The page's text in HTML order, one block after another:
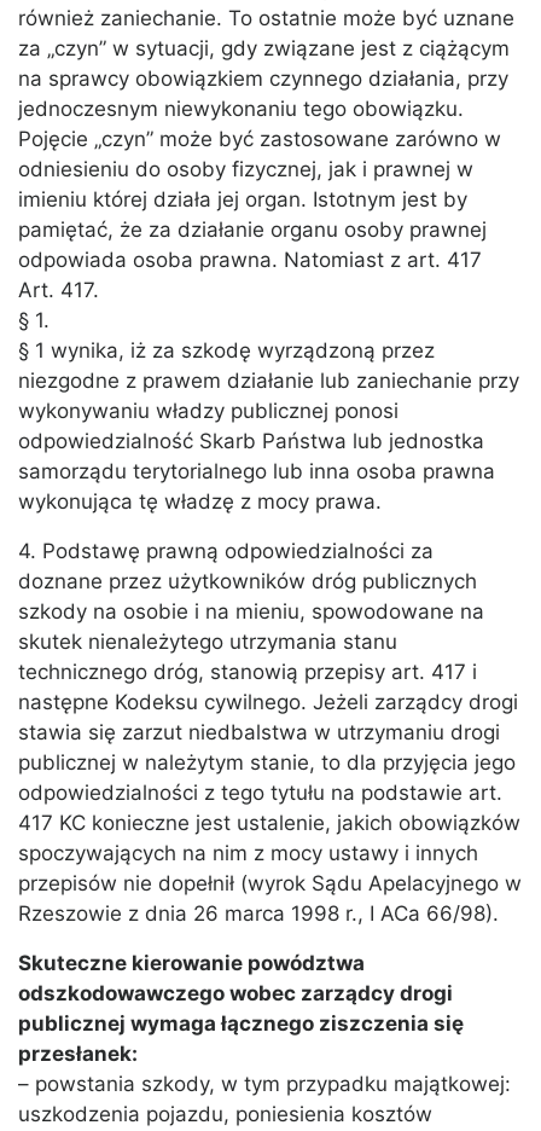
również zaniechanie. To ostatnie może być uznane
za „czyn” w sytuacji, gdy związane jest z ciążącym
na sprawcy obowiązkiem czynnego działania, przy
jednoczesnym niewykonaniu tego obowiązku.
Pojęcie „czyn” może być zastosowane zarówno w
odniesieniu do osoby fizycznej, jak i prawnej w
imieniu której działa jej organ. Istotnym jest by
pamiętać, że za działanie organu osoby prawnej
odpowiada osoba prawna. Natomiast z art. 417
Art. 417.
§ 1.
§ 1 wynika, iż za szkodę wyrządzoną przez
niezgodne z prawem działanie lub zaniechanie przy
wykonywaniu władzy publicznej ponosi
odpowiedzialność Skarb Państwa lub jednostka
samorządu terytorialnego lub inna osoba prawna
wykonująca tę władzę z mocy prawa.
4. Podstawę prawną odpowiedzialności za
doznane przez użytkowników dróg publicznych
szkody na osobie i na mieniu, spowodowane na
skutek nienależytego utrzymania stanu
technicznego dróg, stanowią przepisy art. 417 i
następne Kodeksu cywilnego. Jeżeli zarządcy drogi
stawia się zarzut niedbalstwa w utrzymaniu drogi
publicznej w należytym stanie, to dla przyjęcia jego
odpowiedzialności z tego tytułu na podstawie art.
417 KC konieczne jest ustalenie, jakich obowiązków
spoczywających na nim z mocy ustawy i innych
przepisów nie dopełnił (wyrok Sądu Apelacyjnego w
Rzeszowie z dnia 26 marca 1998 r., I ACa 66/98).
Skuteczne kierowanie powództwa
odszkodowawczego wobec zarządcy drogi
publicznej wymaga łącznego ziszczenia się
przesłanek:
– powstania szkody, w tym przypadku majątkowej:
uszkodzenia pojazdu, poniesienia kosztów